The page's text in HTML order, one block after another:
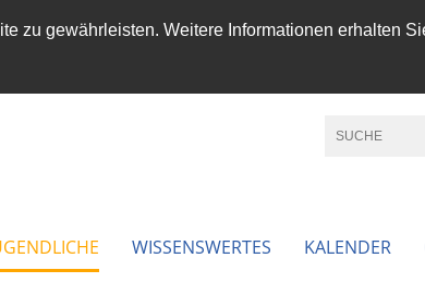
zu gewährleisten. Weitere Informationen erhalten
WISSENSWERTES KALENDER